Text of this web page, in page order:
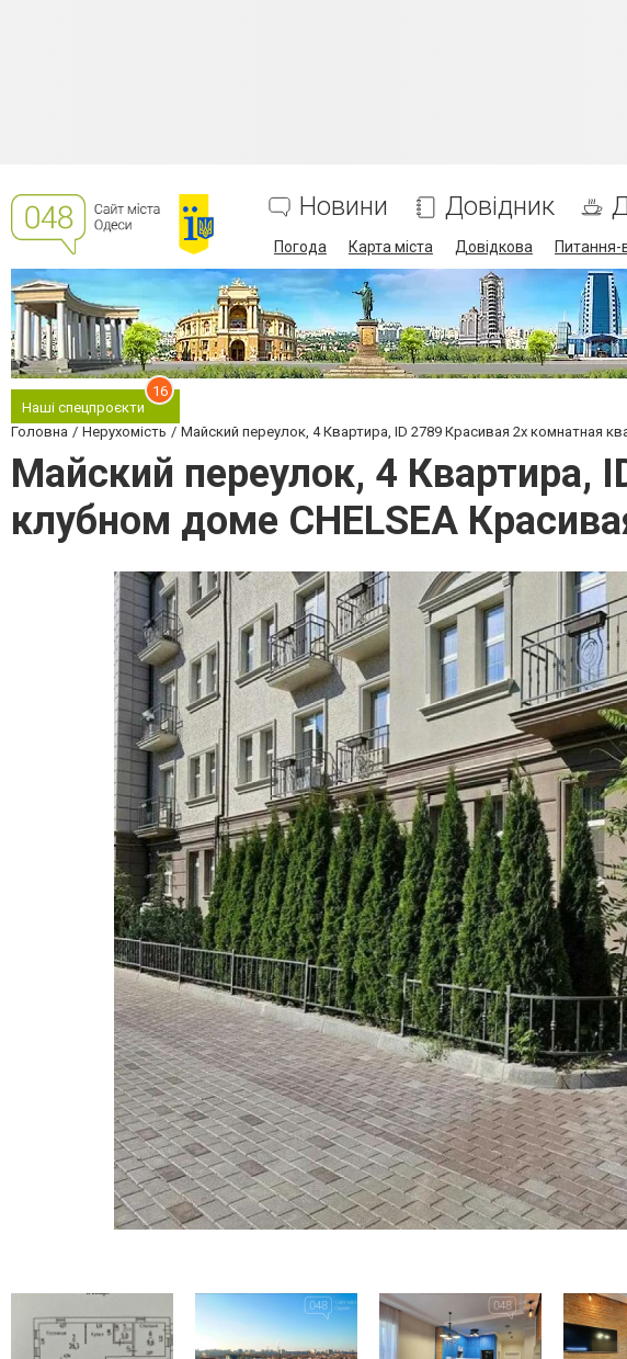
Новини Довідник
Погода Карта міста Довідкова Питання-
Наші спецпроєкти
16
Головна Нерухомість Майский переулок, 4 Квартира, ID 2789 Красивая 2х комнатная
Майский переулок, 4 Квартира,
клубном доме CHELSEA